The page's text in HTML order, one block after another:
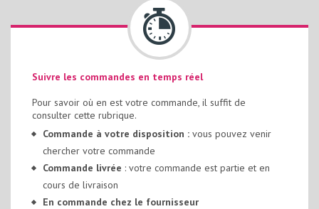
Suivre les commandes en temps réel
Pour savoir où en est votre commande, il suffit de
consulter cette rubrique.
Commande à votre disposition : vous pouvez venir
chercher votre commande
Commande livrée : votre commande est partie et en
cours de livraison
En commande chez le fournisseur